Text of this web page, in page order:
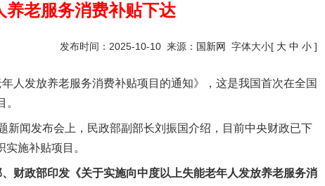
养老服务消费补贴下达
发布时间：2025-10-10 来源： 国新网 字体大小[ 大 中 小 ]
发放养老服务消费补贴项目的通知》，这是我国首次在全国
闻发布会上，民政部副部长刘振国介绍，目前中央财政已下
施补贴项目。
政部印发《关于实施向中度以上失能老年人发放养老服务消